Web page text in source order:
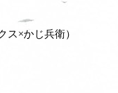
×かじ兵衛）